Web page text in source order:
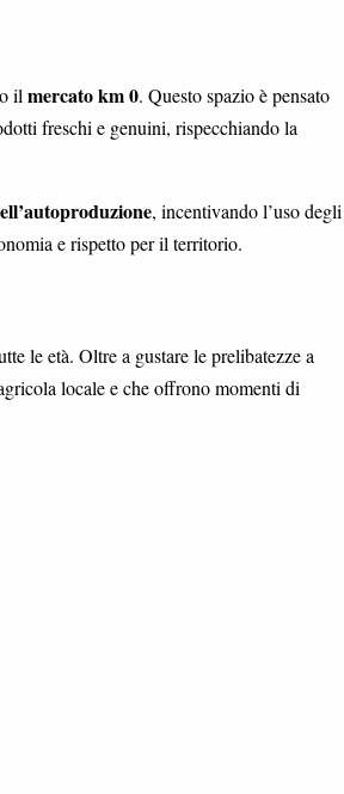
ilmercato km 0. Questo spazio è pensato
freschi e genuini, rispecchiando la
, incentivando l’uso degli
e rispetto per il territorio.
le età. Oltre a gustare le prelibatezze a
locale e che offrono momenti di